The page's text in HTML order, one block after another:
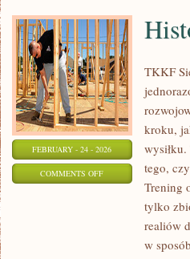
FEBRUARY - 24 - 2026
COMMENTS OFFON
ZAWODNIKÓW
TRENERÓW
TKKF
kroku,
tego,
Trening
tylko
realiów
w